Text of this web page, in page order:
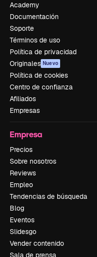
Academy
Documentación
Soporte
Términos de uso
Política de privacidad
Originales Nuevo
Política de cookies
Centro de confianza
Afiliados
Empresas
Empresa
Precios
Sobre nosotros
Reviews
Empleo
Tendencias de búsqueda
Blog
Eventos
Slidesgo
Vender contenido
Sala de prensa